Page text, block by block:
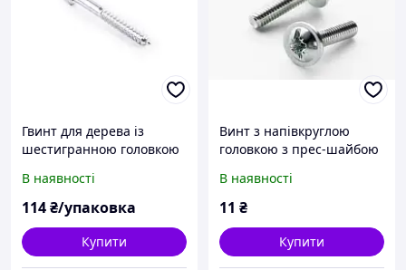
Гвинт для дерева із
шестигранною головкою
(пач 10шт)
В наявності
114₴/упаковка
Купити
Винт з напівкруглою
головкою з прес-шайбою
В наявності
11 ₴
Купити